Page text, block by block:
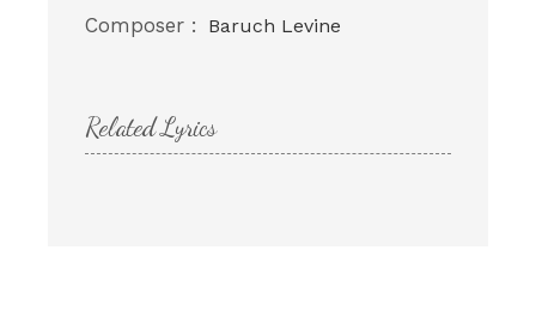
Composer : Baruch Levine
Related Lyrics